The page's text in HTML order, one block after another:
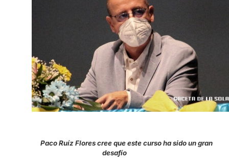
Paco Ruíz Flores cree que este curso ha sido un gran
desafío